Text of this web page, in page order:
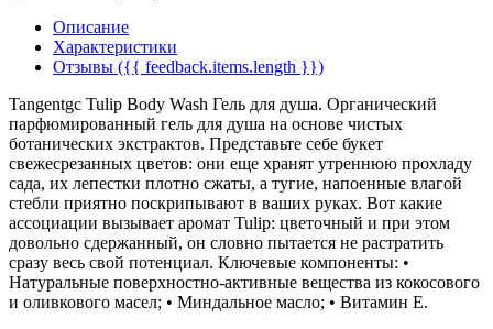
Описание
Характеристики
Отзывы ({{ feedback.items.length }})
Tangentgc Tulip Body Wash Гель для душа. Органический
парфюмированный гель для душа на основе чистых
ботанических экстрактов. Представьте себе букет
свежесрезанных цветов: они еще хранят утреннюю прохладу
сада, их лепестки плотно сжаты, а тугие, напоенные влагой
стебли приятно поскрипывают в ваших руках. Вот какие
ассоциации вызывает аромат Tulip: цветочный и при этом
довольно сдержанный, он словно пытается не растратить
сразу весь свой потенциал. Ключевые компоненты: •
Натуральные поверхностно-активные вещества из кокосового
и оливкового масел; • Миндальное масло; • Витамин Е.